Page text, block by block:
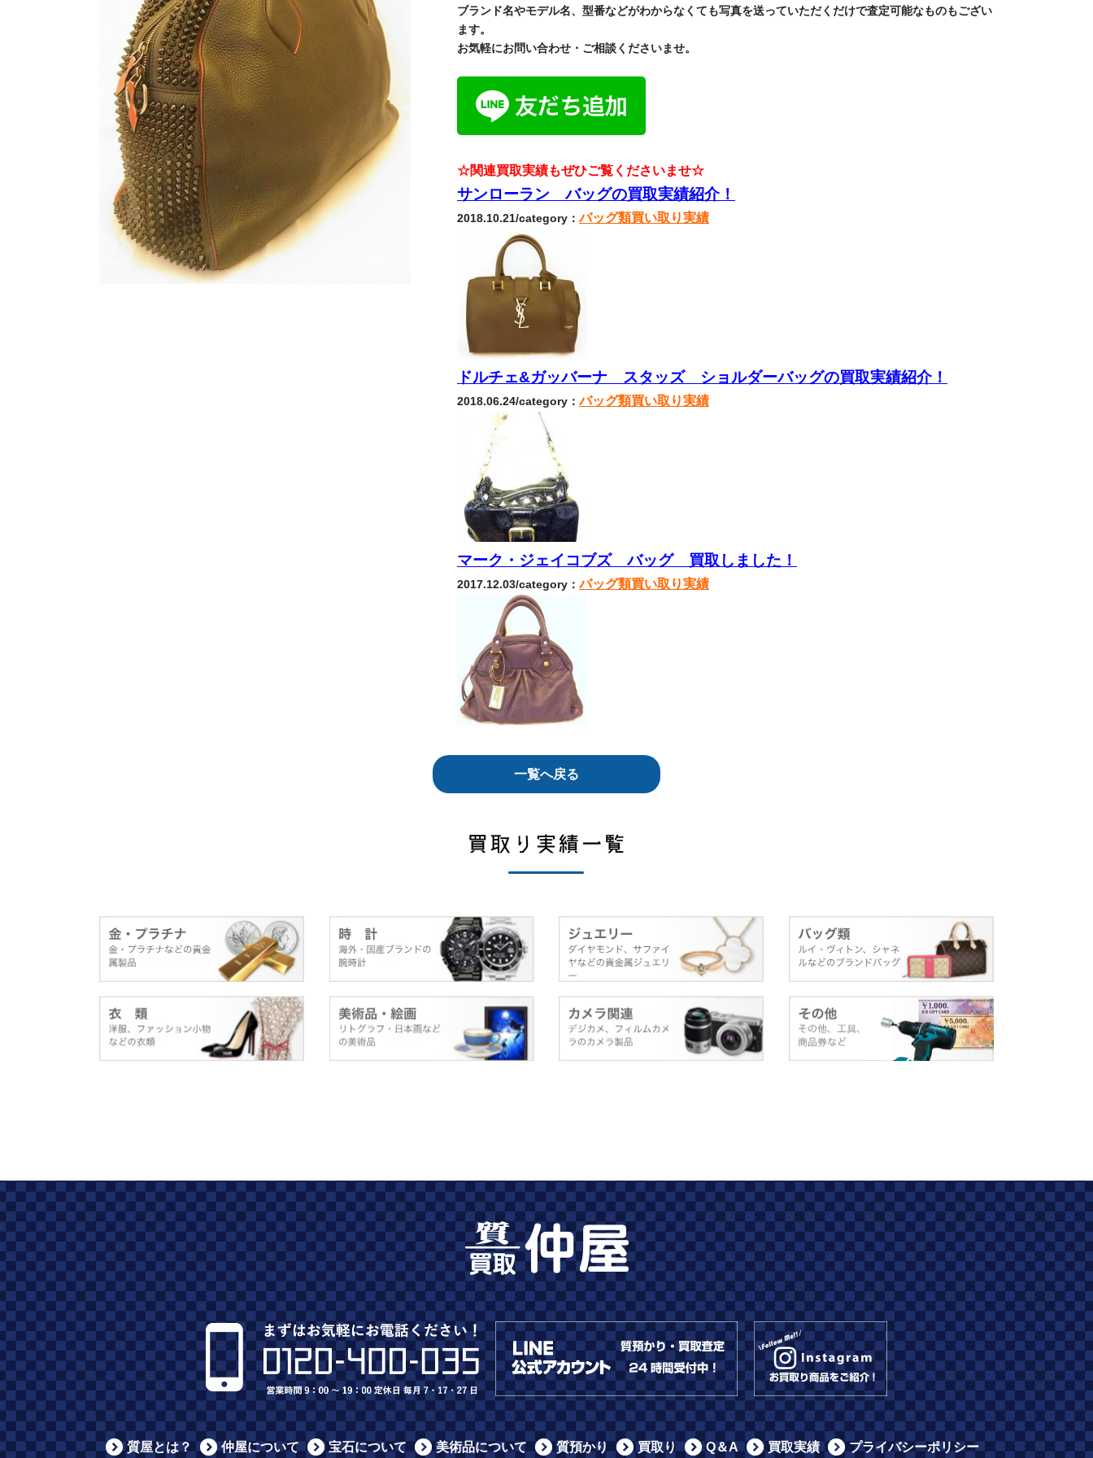
ブランド名やモデル名、型番などがわからなくても写真を送っていただくだけで査定可能なものもござい
ます。
お気軽にお問い合わせ・ご相談くださいませ。
☆関連買取実績もぜひご覧くださいませ☆
サンローラン バッグの買取実績紹介！
2018.10.21/category：バッグ類買い取り実績
ドルチェ&ガッバーナ スタッズ ショルダーバッグの買取実績紹介！
2018.06.24/category：バッグ類買い取り実績
マーク・ジェイコブズ バッグ 買取しました！
2017.12.03/category：バッグ類買い取り実績
一覧へ戻る
質屋とは？ 仲屋について 宝石について 美術品について 質預かり 買取り Q＆A 買取実績 プライバシーポリシー